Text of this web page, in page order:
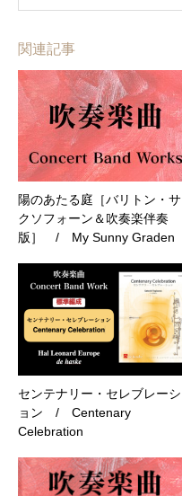
関連記事
陽のあたる庭［バリトン・サ
クソフォーン＆吹奏楽伴奏
版］ / My Sunny Graden
センテナリー・セレブレーシ
ョン / Centenary
Celebration